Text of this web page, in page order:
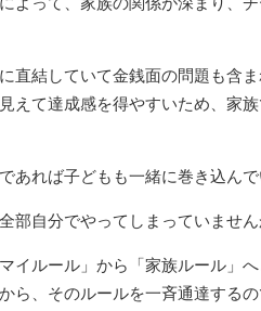
直結していて金銭面の問題も含
えて達成感を得やすいため、家
あれば子どもも一緒に巻き込んで
部自分でやってしまっていません
イルール」から「家族ルール」
ら、そのルールを一斉通達する